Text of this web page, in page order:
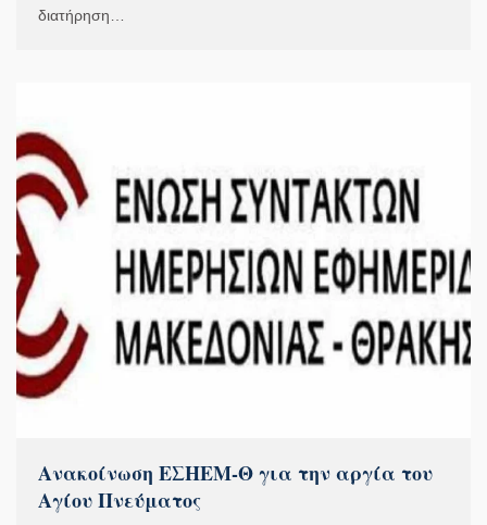
διατήρηση…
Ανακοίνωση ΕΣΗΕΜ-Θ για την αργία του
Αγίου Πνεύματος